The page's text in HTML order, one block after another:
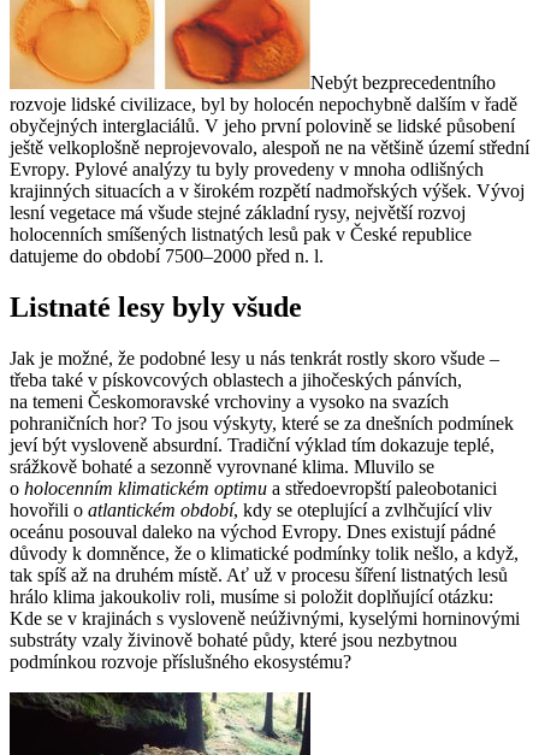
Nebýt bezprecedentního
rozvoje lidské civilizace, byl by holocén nepochybně dalším v řadě
obyčejných interglaciálů. V jeho první polovině se lidské působení
ještě velkoplošně neprojevovalo, alespoň ne na většině území střední
Evropy. Pylové analýzy tu byly provedeny v mnoha odlišných
krajinných situacích a v širokém rozpětí nadmořských výšek. Vývoj
lesní vegetace má všude stejné základní rysy, největší rozvoj
holocenních smíšených listnatých lesů pak v České republice
datujeme do období 7500–2000 před n. l.
Listnaté lesy byly všude
Jak je možné, že podobné lesy u nás tenkrát rostly skoro všude –
třeba také v pískovcových oblastech a jihočeských pánvích,
na temeni Českomoravské vrchoviny a vysoko na svazích
pohraničních hor? To jsou výskyty, které se za dnešních podmínek
jeví být vysloveně absurdní. Tradiční výklad tím dokazuje teplé,
srážkově bohaté a sezonně vyrovnané klima. Mluvilo se
o holocenním klimatickém optimu a středoevropští paleobotanici
hovořili o atlantickém období, kdy se oteplující a zvlhčující vliv
oceánu posouval daleko na východ Evropy. Dnes existují pádné
důvody k domněnce, že o klimatické podmínky tolik nešlo, a když,
tak spíš až na druhém místě. Ať už v procesu šíření listnatých lesů
hrálo klima jakoukoliv roli, musíme si položit doplňující otázku:
Kde se v krajinách s vysloveně neúživnými, kyselými horninovými
substráty vzaly živinově bohaté půdy, které jsou nezbytnou
podmínkou rozvoje příslušného ekosystému?